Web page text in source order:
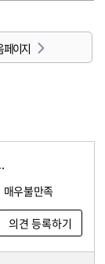
페이지
매우불만족